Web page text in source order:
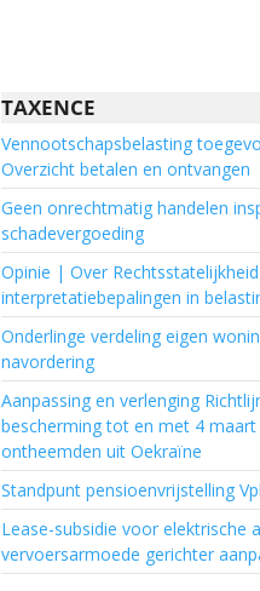
TAXENCE
Vennootschapsbelasting
Overzicht betalen en ontvangen
Geen onrechtmatig handelen
schadevergoeding
Opinie | Over
interpretatiebepalingen in
Onderlinge verdeling eigen
navordering
Aanpassing en verlenging
bescherming tot en met 4
ontheemden uit Oekraïne
Standpunt pensioenvrijstelling
Lease-subsidie voor elektrische
vervoersarmoede gerichter